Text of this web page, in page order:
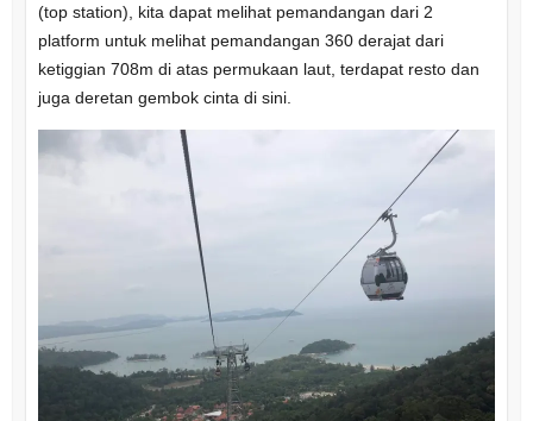
(top station), kita dapat melihat pemandangan dari 2
platform untuk melihat pemandangan 360 derajat dari
ketiggian 708m di atas permukaan laut, terdapat resto dan
juga deretan gembok cinta di sini.